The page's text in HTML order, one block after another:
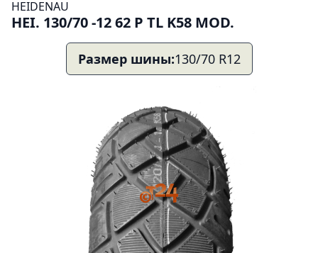
HEIDENAU
HEI. 130/70 -12 62 P TL K58 MOD.
Размер шины:130/70 R12